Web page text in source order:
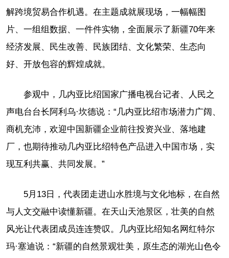
解跨境贸易合作机遇。在主题成就展现场，一幅幅图
片、一组组数据、一件件实物，全面展示了新疆70年来
经济发展、民生改善、民族团结、文化繁荣、生态向
好、开放包容的辉煌成就。
参观中，几内亚比绍国家广播电视台记者、人民之
声电台台长阿利乌·坎德说：“几内亚比绍市场潜力广阔、
商机充沛，欢迎中国新疆企业前往投资兴业、落地建
厂，也期待推动几内亚比绍特色产品进入中国市场，实
现互利共赢、共同发展。”
5月13日，代表团走进山水胜境与文化地标，在自然
与人文交融中读懂新疆。在天山天池景区，壮美的自然
风光让代表团成员连连赞叹。几内亚比绍知名网红特尔
玛·塞迪说：“新疆的自然景观壮美，原生态的湖光山色令